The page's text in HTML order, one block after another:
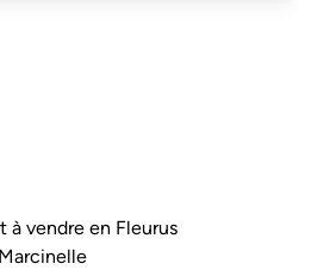
à vendre en Fleurus